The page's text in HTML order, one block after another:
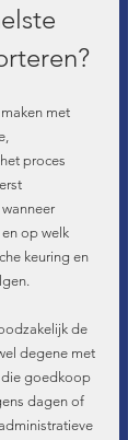
met
proces
op welk
keuring en
de
degene met
die goedkoop
dagen of